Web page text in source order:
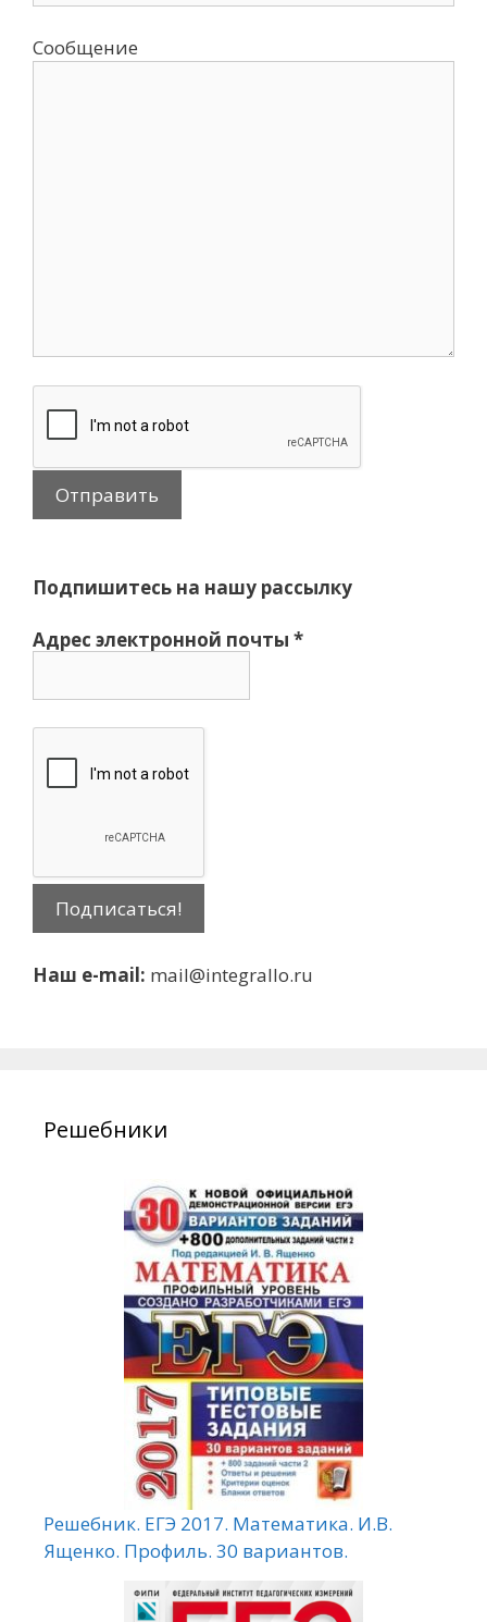
Сообщение
Подпишитесь на нашу рассылку
Адрес электронной почты *
Наш e-mail: mail@integrallo.ru
Решебники
Решебник. ЕГЭ 2017. Математика. И.В.
Ященко. Профиль. 30 вариантов.